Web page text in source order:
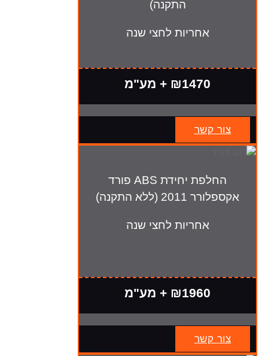
התקנה)
אחריות לחצי שנה
₪1470 + מע"מ
צור קשר
החלפת יחידת ABS פורד
אקספלורר 2011 (ללא התקנה)
אחריות לחצי שנה
₪1960 + מע"מ
צור קשר